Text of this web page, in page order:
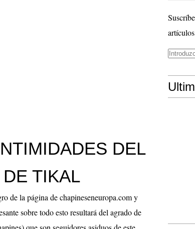
DEL
TIKAL
de la página de chapineseneuropa.com y
sobre todo esto resultará del agrado de